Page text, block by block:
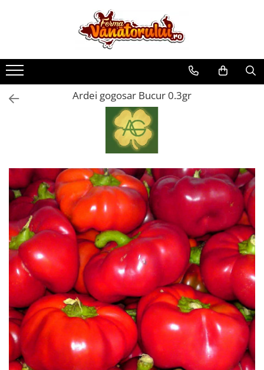
Toate Produsele
Iepuri
Hranitori
Adapatori
Hranitori
Adapatori
Custi
Incubatoare
Accesorii
Hrana (furaje)
Găini şi alte păsări
Accesorii
Adăpători
Cuști și țarcuri
Hrana (furaje)
Hrănitoare
Ardei gogosar Bucur 0.3gr